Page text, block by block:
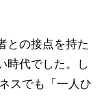
との接点を持た
時代でした。し
スでも「一人ひ